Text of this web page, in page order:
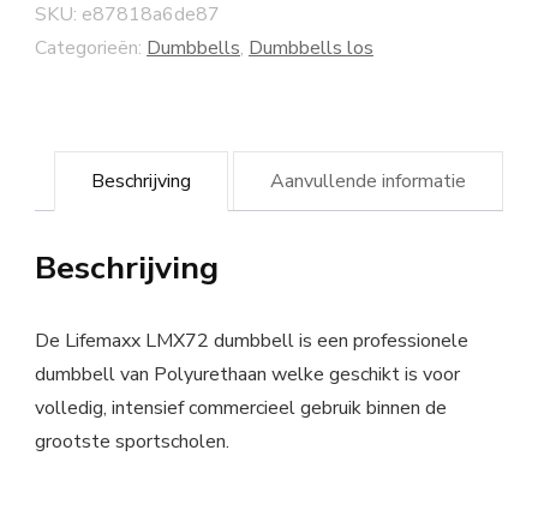
SKU: e87818a6de87
Categorieën: Dumbbells, Dumbbells los
Beschrijving Aanvullende informatie
Beschrijving
De Lifemaxx LMX72 dumbbell is een professionele
dumbbell van Polyurethaan welke geschikt is voor
volledig, intensief commercieel gebruik binnen de
grootste sportscholen.